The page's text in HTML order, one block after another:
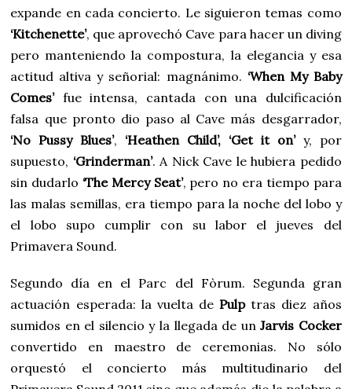
expande en cada concierto. Le siguieron temas como
‘Kitchenette’, que aprovechó Cave para hacer un diving
pero manteniendo la compostura, la elegancia y esa
actitud altiva y señorial: magnánimo. ‘When My Baby
Comes’ fue intensa, cantada con una dulcificación
falsa que pronto dio paso al Cave más desgarrador,
‘No Pussy Blues’, ‘Heathen Child’, ‘Get it on’ y, por
supuesto, ‘Grinderman’. A Nick Cave le hubiera pedido
sin dudarlo ‘The Mercy Seat’, pero no era tiempo para
las malas semillas, era tiempo para la noche del lobo y
el lobo supo cumplir con su labor el jueves del
Primavera Sound.
Segundo día en el Parc del Fòrum. Segunda gran
actuación esperada: la vuelta de Pulptras diez años
sumidos en el silencio y la llegada de unJarvis Cocker
convertido en maestro de ceremonias. No sólo
orquestó el concierto más multitudinario del